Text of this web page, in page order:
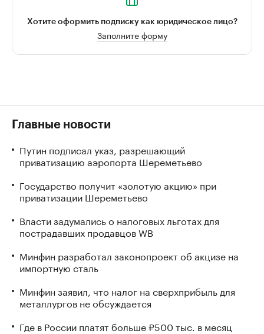
Хотите оформить подписку как юридическое лицо?
Заполните форму
Главные новости
Путин подписал указ, разрешающий
приватизацию аэропорта Шереметьево
Государство получит «золотую акцию» при
приватизации Шереметьево
Власти задумались о налоговых льготах для
пострадавших продавцов WB
Минфин разработал законопроект об акцизе на
импортную сталь
Минфин заявил, что налог на сверхприбыль для
металлургов не обсуждается
Где в России платят больше ₽500 тыс. в месяц